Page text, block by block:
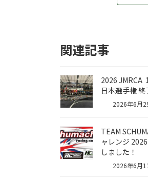
関連記事
2026 JMRCA
日本選手権 終
2026年6月
TEAM
ャレンジ
しました！
2026年6月